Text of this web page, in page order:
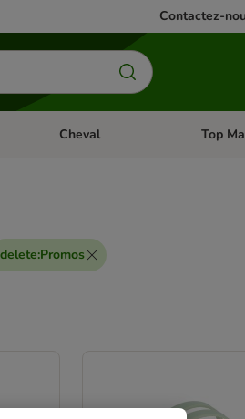
Contactez-
Poisson
Dérouler les catégories: Oiseau
Cheval Dérouler
Top
delete:Promos